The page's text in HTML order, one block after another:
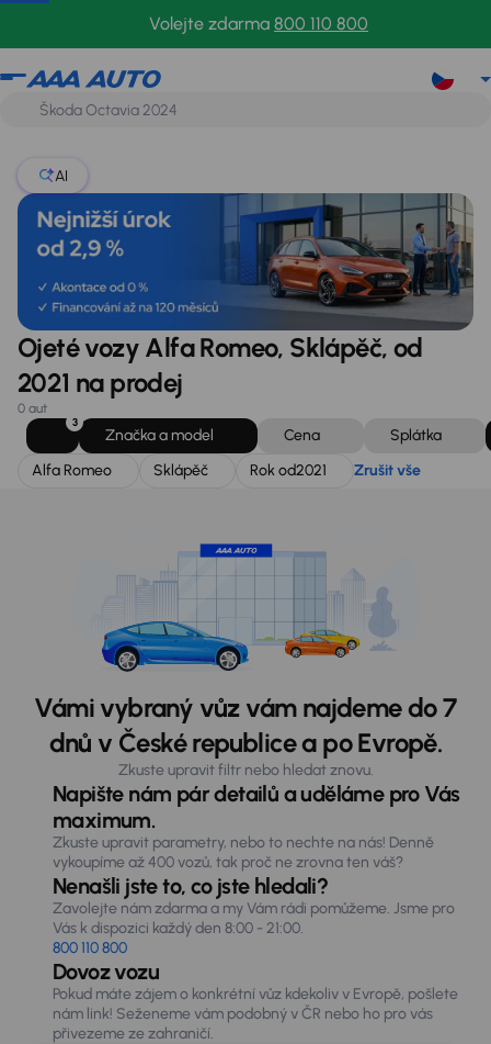
Volejte zdarma 800 110 800
Alfa Romeo
AI
Ojeté vozy Alfa Romeo, Sklápěč, od
2021 na prodej
0 aut
3
Značka a model Cena
Splátka
Alfa Romeo
Sklápěč Rok od2021 Zrušit vše
Vámi vybraný vůz vám najdeme do 7
dnů v České republice a po Evropě.
Zkuste upravit filtr nebo hledat znovu.
Napište nám pár detailů a uděláme pro Vás
maximum.
Zkuste upravit parametry, nebo to nechte na nás! Denně
vykoupíme až 400 vozů, tak proč ne zrovna ten váš?
Nenašli jste to, co jste hledali?
Zavolejte nám zdarma a my Vám rádi pomůžeme. Jsme pro
Vás k dispozici každý den 8:00 - 21:00.
800 110 800
Dovoz vozu
Pokud máte zájem o konkrétní vůz kdekoliv v Evropě, pošlete
nám link! Seženeme vám podobný v ČR nebo ho pro vás
přivezeme ze zahraničí.